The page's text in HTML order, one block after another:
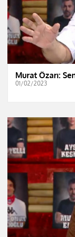
Murat Özarı:
01/02/2023